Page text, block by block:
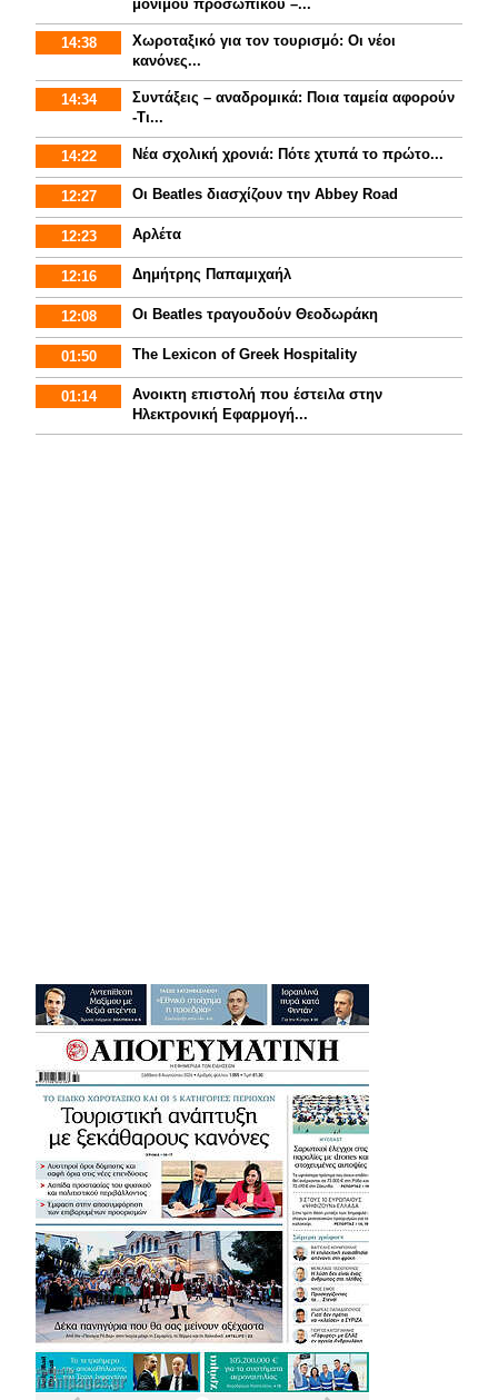
μόνιμου προσωπικού –...
14:38
Χωροταξικό για τον τουρισμό: Οι νέοι
κανόνες...
14:34
Συντάξεις – αναδρομικά: Ποια ταμεία αφορούν
-Τι...
14:22 Νέα σχολική χρονιά: Πότε χτυπά το πρώτο...
12:27 Οι Beatles διασχίζουν την Abbey Road
12:23 Αρλέτα
12:16 Δημήτρης Παπαμιχαήλ
12:08 Οι Beatles τραγουδούν Θεοδωράκη
01:50 The Lexicon of Greek Hospitality
01:14
Aνοικτη επιστολή που έστειλα στην
Ηλεκτρονική Εφαρμογή...